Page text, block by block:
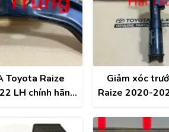
Toyota Raize
LH chính hãng
Giảm xóc
Raize 2020-